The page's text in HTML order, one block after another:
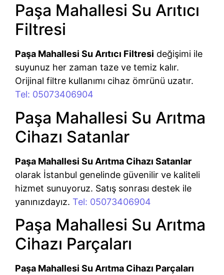
Paşa Mahallesi Su Arıtıcı
Filtresi
Paşa Mahallesi Su Arıtıcı Filtresi değişimi ile
suyunuz her zaman taze ve temiz kalır.
Orijinal filtre kullanımı cihaz ömrünü uzatır.
Tel: 05073406904
Paşa Mahallesi Su Arıtma
Cihazı Satanlar
Paşa Mahallesi Su Arıtma Cihazı Satanlar
olarak İstanbul genelinde güvenilir ve kaliteli
hizmet sunuyoruz. Satış sonrası destek ile
yanınızdayız. Tel: 05073406904
Paşa Mahallesi Su Arıtma
Cihazı Parçaları
Paşa Mahallesi Su Arıtma Cihazı Parçaları